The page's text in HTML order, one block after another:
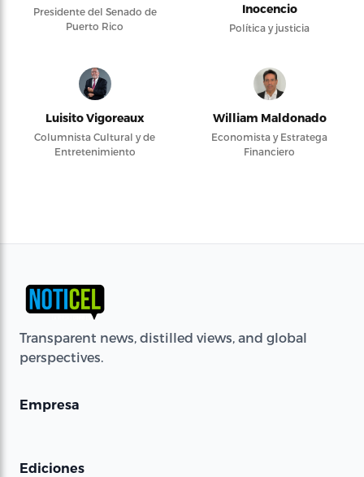
Presidente del Senado de
Puerto Rico
Inocencio
Política y justicia
Luisito Vigoreaux
Columnista Cultural y de
Entretenimiento
William Maldonado
Economista y Estratega
Financiero
Transparent news, distilled views, and global
perspectives.
Empresa
Ediciones